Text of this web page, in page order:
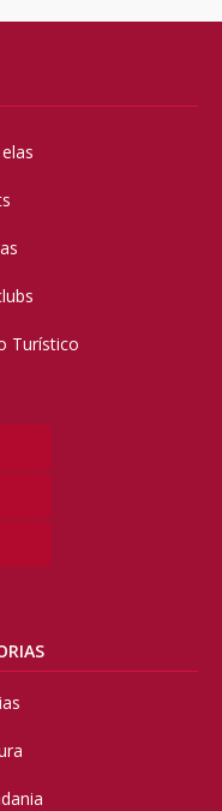
Turístico